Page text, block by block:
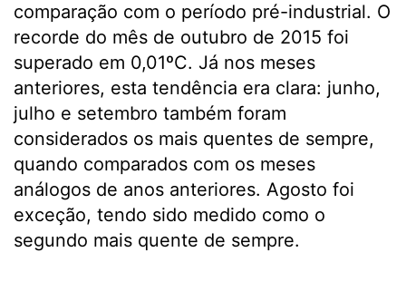
comparação com o período pré-industrial. O
recorde do mês de outubro de 2015 foi
superado em 0,01ºC. Já nos meses
anteriores, esta tendência era clara: junho,
julho e setembro também foram
considerados os mais quentes de sempre,
quando comparados com os meses
análogos de anos anteriores. Agosto foi
exceção, tendo sido medido como o
segundo mais quente de sempre.